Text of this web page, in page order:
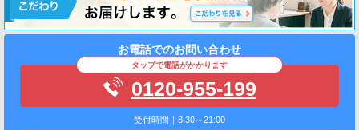
お電話でのお問い合わせ
タップで電話がかかります
0120-955-199
受付時間｜8:30～21:00